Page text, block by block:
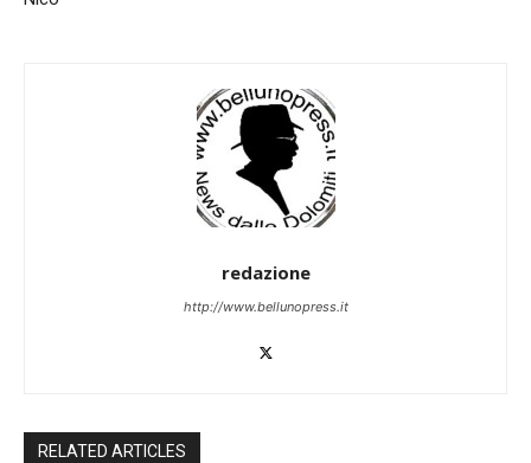
redazione
http://www.bellunopress.it
RELATED ARTICLES